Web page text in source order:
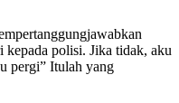
kepada polisi. Jika tidak, aku
pergi” Itulah yang